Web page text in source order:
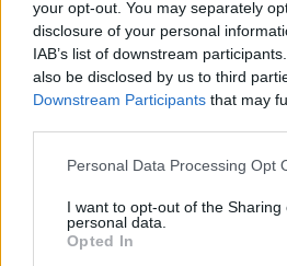
your opt-out. You may separately
disclosure of your personal
IAB’s list of downstream
also be disclosed by us to third
Downstream Participants that may
Personal Data Processing Opt
I want to opt-out of the Sharing
personal data.
Opted In